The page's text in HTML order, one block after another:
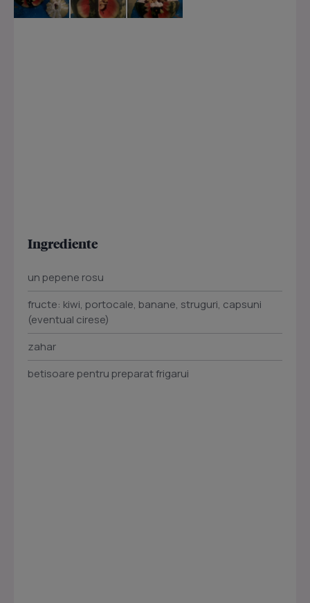
Ingrediente
un pepene rosu
fructe: kiwi, portocale, banane, struguri, capsuni
(eventual cirese)
zahar
betisoare pentru preparat frigarui